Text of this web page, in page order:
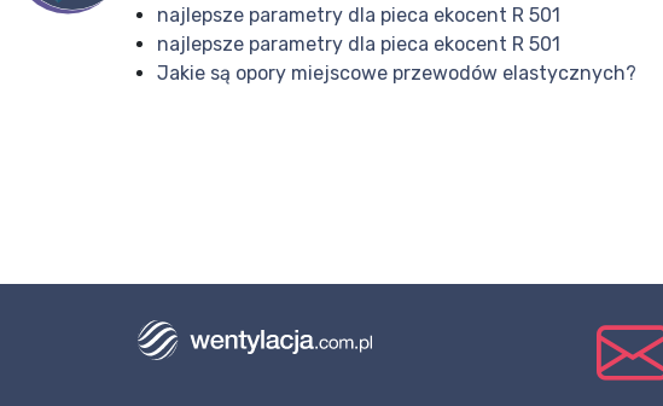
najlepsze parametry dla pieca ekocent R 501
najlepsze parametry dla pieca ekocent R 501
Jakie są opory miejscowe przewodów elastycznych?